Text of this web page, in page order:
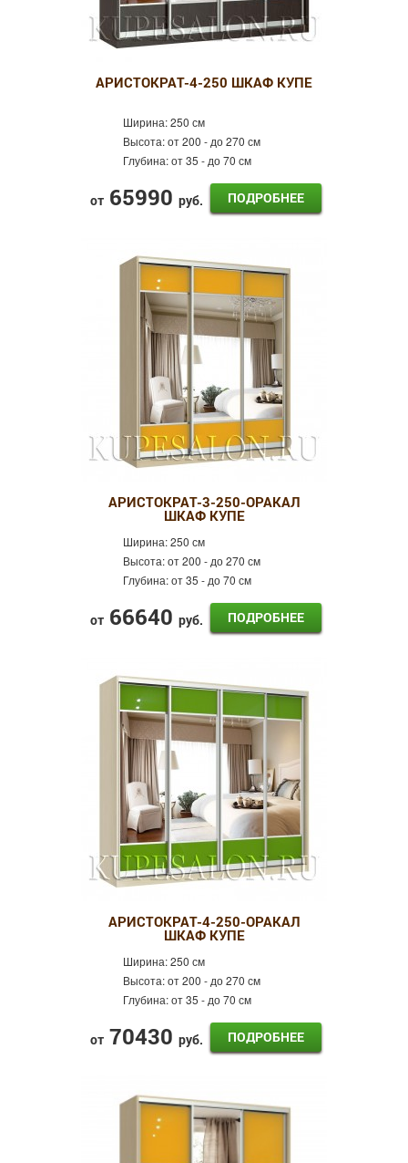
АРИСТОКРАТ-4-250 ШКАФ КУПЕ
Ширина:250 см
Высота:от 200 - до 270 см
Глубина:от 35 - до 70 см
от 65990 руб. ПОДРОБНЕЕ
АРИСТОКРАТ-3-250-ОРАКАЛ
ШКАФ КУПЕ
Ширина:250 см
Высота:от 200 - до 270 см
Глубина:от 35 - до 70 см
от 66640 руб. ПОДРОБНЕЕ
АРИСТОКРАТ-4-250-ОРАКАЛ
ШКАФ КУПЕ
Ширина:250 см
Высота:от 200 - до 270 см
Глубина:от 35 - до 70 см
от 70430 руб. ПОДРОБНЕЕ